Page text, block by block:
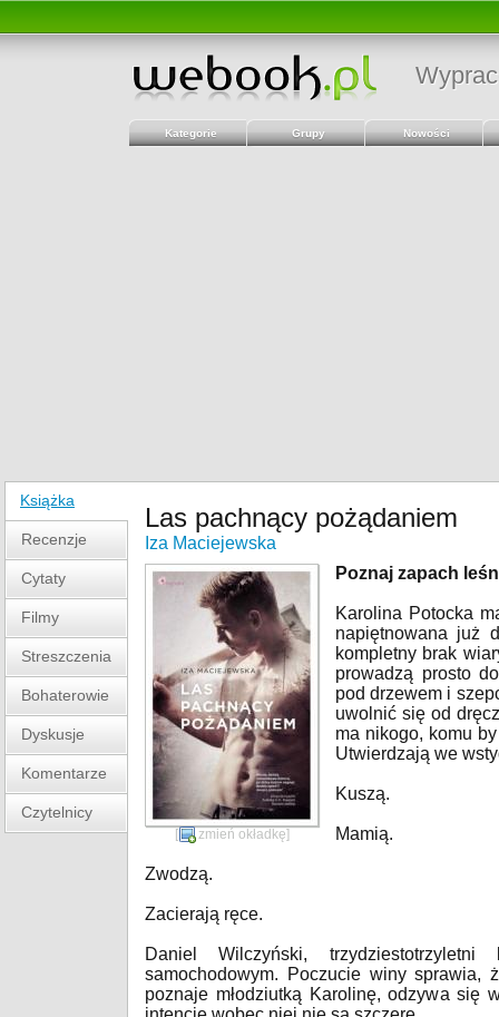
Kategorie Grupy Nowości
Książka
Recenzje
Cytaty
Filmy
Streszczenia
Bohaterowie
Dyskusje
Komentarze
Czytelnicy
Las pachnący pożądaniem
Iza Maciejewska
[ zmień okładkę]
Poznaj zapach
Karolina Potocka
napiętnowana już
kompletny brak
prowadzą prosto
pod drzewem i
uwolnić się od
ma nikogo, komu
Utwierdzają we
Kuszą.
Mamią.
Zwodzą.
Zacierają ręce.
Daniel Wilczyński,
samochodowym. Poczucie winy sprawia,
poznaje młodziutką Karolinę, odzywa się